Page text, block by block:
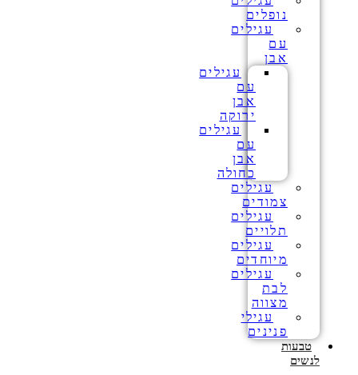
נופלים
עגילים
עם
אבן
עגילים
עם
אבן
ירוקה
עגילים
עם
אבן
כחולה
עגילים
צמודים
עגילים
תלויים
עגילים
מיוחדים
עגילים
לבת
מצווה
עגילי
פנינים
טבעות
לנשים